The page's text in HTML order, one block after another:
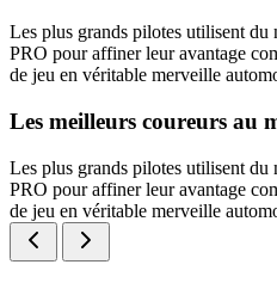
Les plus grands pilotes utilisent du
PRO pour affiner leur avantage
de jeu en véritable merveille
Les meilleurs coureurs au
Les plus grands pilotes utilisent du
PRO pour affiner leur avantage
de jeu en véritable merveille